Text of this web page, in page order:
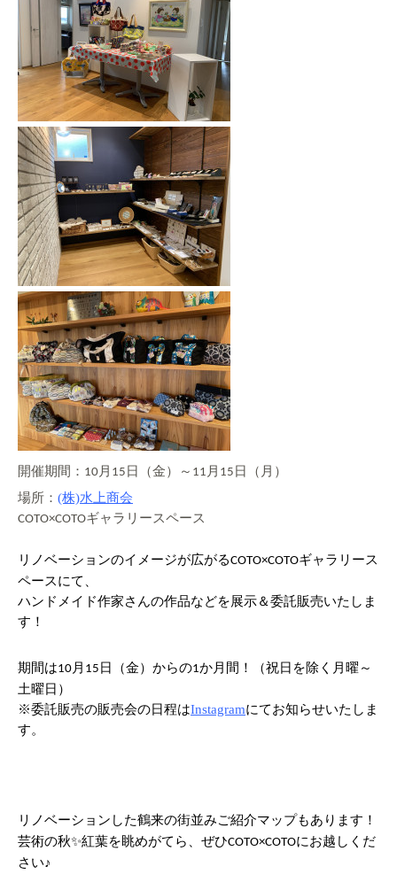
開催期間： 10 月 15 日（金）～ 11 月 15 日（月）
場所： (株)水上商会
COTO×COTOギャラリースペース
リノベーションのイメージが広がるCOTO×COTOギャラリース
ペースにて、
ハンドメイド作家さんの作品などを展示＆委託販売いたしま
す！
期間は10 月 15 日（金）からの1か月間！（祝日を除く月曜～
土曜日）
※委託販売の販売会の日程はInstagramにてお知らせいたしま
す。
リノベーションした鶴来の街並みご紹介マップもあります！
芸術の秋✨紅葉を眺めがてら、ぜひCOTO×COTOにお越しくだ
さい♪